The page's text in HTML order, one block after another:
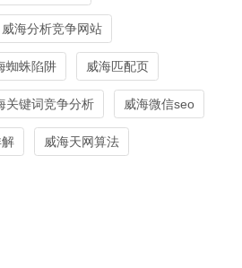
威海分析竞争网站
蜘蛛陷阱 威海匹配页
关键词竞争分析 威海微信seo
威海天网算法